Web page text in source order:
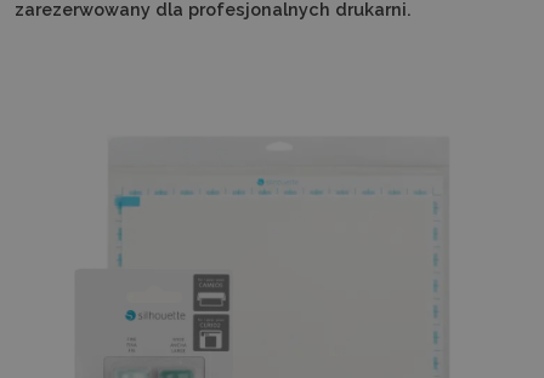
zarezerwowany dla profesjonalnych drukarni.